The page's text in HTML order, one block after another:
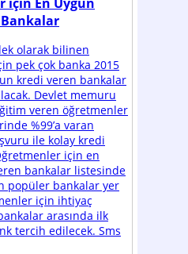
olarak bilinen
pek çok banka 2015
kredi veren bankalar
Devlet memuru
veren öğretmenler
%99’a varan
ile kolay kredi
için en
bankalar listesinde
popüler bankalar yer
için ihtiyaç
arasında ilk
tercih edilecek. Sms